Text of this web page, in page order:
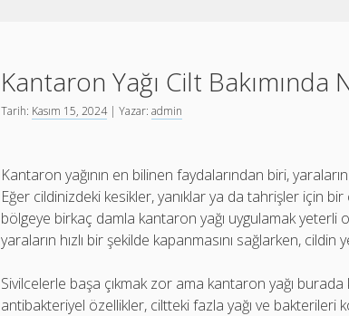
Kantaron Yağı Cilt Bakımında
Tarih: Kasım 15, 2024| Yazar:admin
Kantaron yağının en bilinen faydalarından biri,
Eğer cildinizdeki kesikler, yanıklar ya da tahrişler için
bölgeye birkaç damla kantaron yağı uygulamak yeterli
yaraların hızlı bir şekilde kapanmasını sağlarken,
Sivilcelerle başa çıkmak zor ama kantaron yağı burada
antibakteriyel özellikler, ciltteki fazla yağı ve bakterileri